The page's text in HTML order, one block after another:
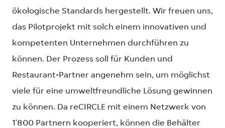
ökologische Standards hergestellt. Wir freuen uns,
das Pilotprojekt mit solch einem innovativen und
kompetenten Unternehmen durchführen zu
können. Der Prozess soll für Kunden und
Restaurant-Partner angenehm sein, um möglichst
viele für eine umweltfreundliche Lösung gewinnen
zu können. Da reCIRCLE mit einem Netzwerk von
1’800 Partnern kooperiert, können die Behälter